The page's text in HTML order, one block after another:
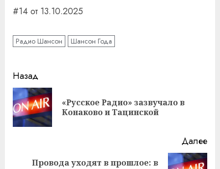
#14 от 13.10.2025
Радио Шансон Шансон Года
Навигация
записи
Назад
«Русское Радио» зазвучало в
Конаково и Тацинской
Далее
Провода уходят в прошлое: в